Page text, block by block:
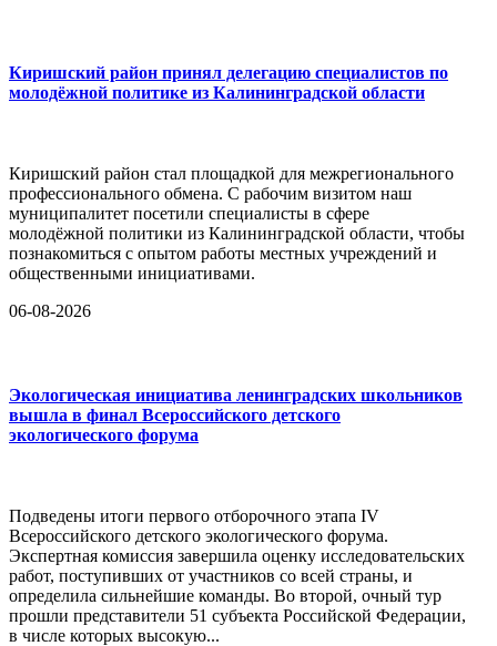
Киришский район принял делегацию специалистов по
молодёжной политике из Калининградской области
Киришский район стал площадкой для межрегионального
профессионального обмена. С рабочим визитом наш
муниципалитет посетили специалисты в сфере
молодёжной политики из Калининградской области, чтобы
познакомиться с опытом работы местных учреждений и
общественными инициативами.
06-08-2026
Экологическая инициатива ленинградских школьников
вышла в финал Всероссийского детского
экологического форума
Подведены итоги первого отборочного этапа IV
Всероссийского детского экологического форума.
Экспертная комиссия завершила оценку исследовательских
работ, поступивших от участников со всей страны, и
определила сильнейшие команды. Во второй, очный тур
прошли представители 51 субъекта Российской Федерации,
в числе которых высокую...